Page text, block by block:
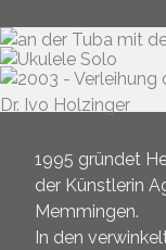
1995 gründet
der Künstlerin
Memmingen.
In den